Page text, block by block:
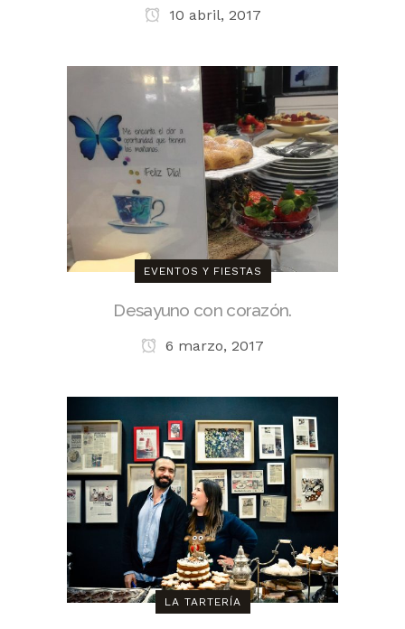
10 abril, 2017
EVENTOS Y FIESTAS
Desayuno con corazón.
6 marzo, 2017
LA TARTERÍA